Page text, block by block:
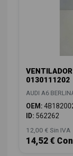
0130111202
AUDI A6
OEM:
ID: 562262
12,00 € Sin IVA
14,52 €